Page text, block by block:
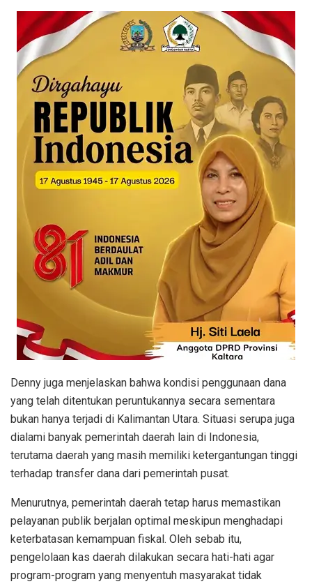
Denny juga menjelaskan bahwa kondisi penggunaan dana
yang telah ditentukan peruntukannya secara sementara
bukan hanya terjadi di Kalimantan Utara. Situasi serupa juga
dialami banyak pemerintah daerah lain di Indonesia,
terutama daerah yang masih memiliki ketergantungan tinggi
terhadap transfer dana dari pemerintah pusat.
Menurutnya, pemerintah daerah tetap harus memastikan
pelayanan publik berjalan optimal meskipun menghadapi
keterbatasan kemampuan fiskal. Oleh sebab itu,
pengelolaan kas daerah dilakukan secara hati-hati agar
program-program yang menyentuh masyarakat tidak